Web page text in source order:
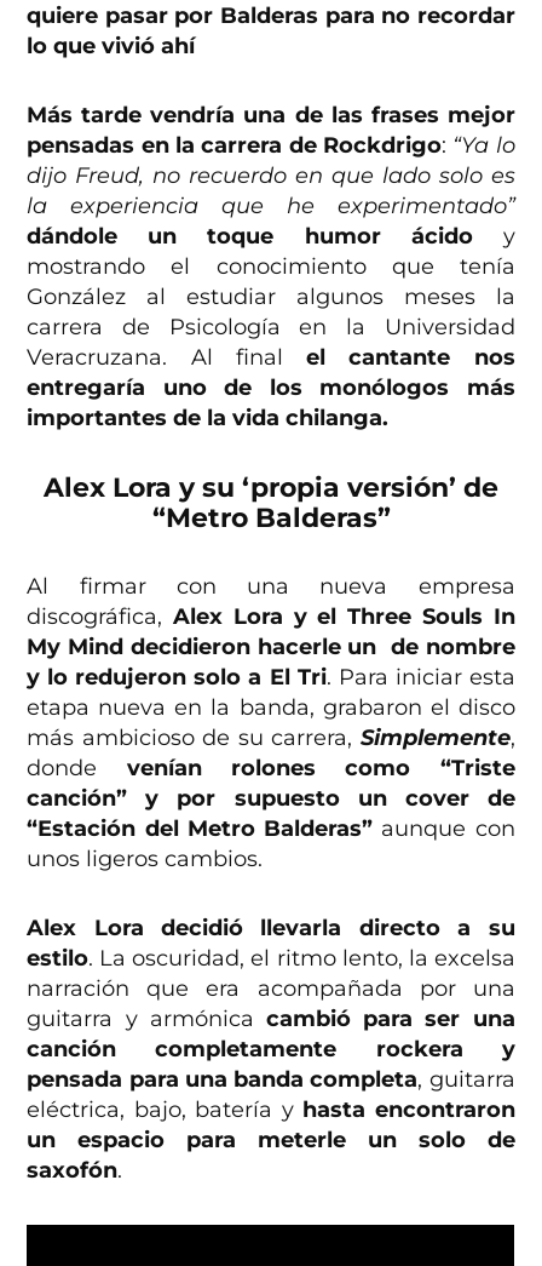
quiere pasar por Balderas para no recordar
lo que vivió ahí
Más tarde vendría una de las frases mejor
pensadas en la carrera de Rockdrigo: “Ya lo
dijo Freud, no recuerdo en que lado solo es
la experiencia que he experimentado”
dándole un toque humor ácidoy
mostrando el conocimiento que tenía
González al estudiar algunos meses la
carrera de Psicología en la Universidad
Veracruzana. Al finalel cantante nos
entregaría uno de los monólogos más
importantes de la vida chilanga.
Alex Lora y su ‘propia versión’ de
“Metro Balderas”
Al firmar con una nueva empresa
discográfica,Alex Lora y el Three Souls In
My Mind decidieron hacerle un de nombre
y lo redujeron solo a El Tri. Para iniciar esta
etapa nueva en la banda, grabaron el disco
más ambicioso de su carrera, Simplemente,
donde venían rolones como “Triste
canción” y por supuesto un cover de
“Estación del Metro Balderas” aunque con
unos ligeros cambios.
Alex Lora decidió llevarla directo a su
estilo. La oscuridad, el ritmo lento, la excelsa
narración que era acompañada por una
guitarra y armónica cambió para ser una
canción completamente rockera y
pensada para una banda completa, guitarra
eléctrica, bajo, batería y hasta encontraron
un espacio para meterle un solo de
saxofón.